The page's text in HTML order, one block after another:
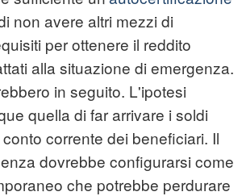
non avere altri mezzi di
per ottenere il reddito
alla situazione di emergenza.
in seguito. L'ipotesi
quella di far arrivare i soldi
corrente dei beneficiari. Il
dovrebbe configurarsi come
che potrebbe perdurare